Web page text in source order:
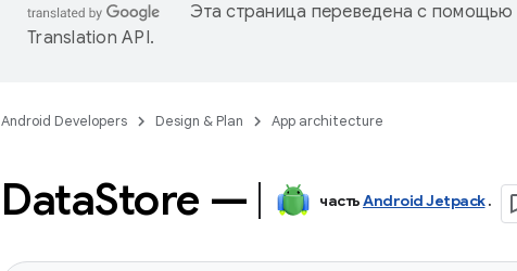
Эта страница переведена с помощью
Translation API.
Android Developers Design & Plan App architecture
DataStore — частьAndroid Jetpack.